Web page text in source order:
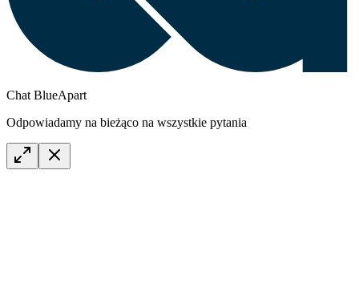
Chat BlueApart
Odpowiadamy na bieżąco na wszystkie pytania